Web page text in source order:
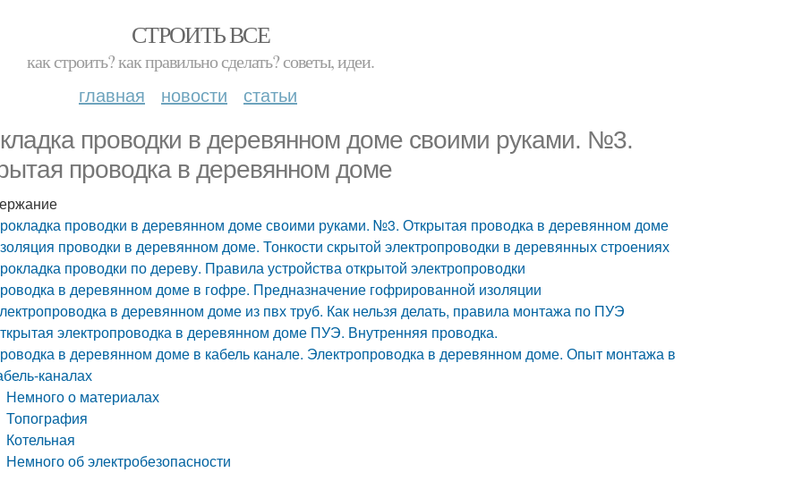
СТРОИТЬ ВСЕ
как строить? как правильно сделать? советы, идеи.
главная новости статьи
проводки в деревянном доме своими руками. №3.
проводка в деревянном доме
проводки в деревянном доме своими руками. №3. Открытая проводка в деревянном доме
проводки в деревянном доме. Тонкости скрытой электропроводки в деревянных строениях
проводки по дереву. Правила устройства открытой электропроводки
в деревянном доме в гофре. Предназначение гофрированной изоляции
в деревянном доме из пвх труб. Как нельзя делать, правила монтажа по ПУЭ
электропроводка в деревянном доме ПУЭ. Внутренняя проводка.
в деревянном доме в кабель канале. Электропроводка в деревянном доме. Опыт монтажа в
каналах
Немного о материалах
Топография
Котельная
Немного об электробезопасности